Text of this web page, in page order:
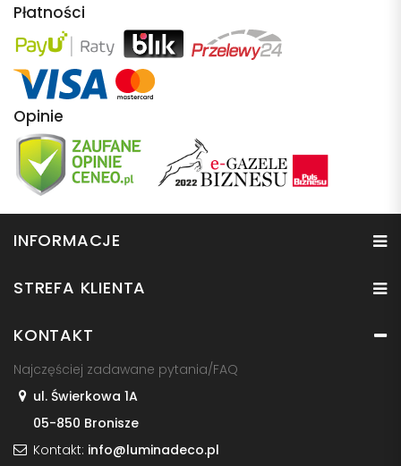
Płatności
Opinie
INFORMACJE
STREFA KLIENTA
KONTAKT
Najczęściej zadawane pytania/FAQ
ul. Świerkowa 1A
05-850 Bronisze
Kontakt: info@luminadeco.pl